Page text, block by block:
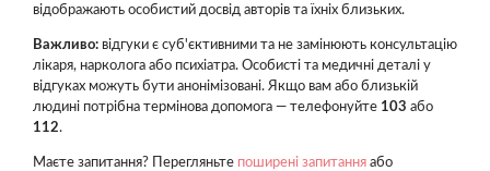
відображають особистий досвід авторів та їхніх близьких.
Важливо: відгуки є суб'єктивними та не замінюють консультацію
лікаря, нарколога або психіатра. Особисті та медичні деталі у
відгуках можуть бути анонімізовані. Якщо вам або близькій
людині потрібна термінова допомога — телефонуйте 103 або
112.
Маєте запитання? Перегляньте поширені запитання або